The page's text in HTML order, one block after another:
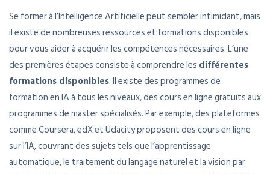
Se former à l’Intelligence Artificielle peut sembler intimidant, mais
il existe de nombreuses ressources et formations disponibles
pour vous aider à acquérir les compétences nécessaires. L’une
des premières étapes consiste à comprendre les différentes
formations disponibles. Il existe des programmes de
formation en IA à tous les niveaux, des cours en ligne gratuits aux
programmes de master spécialisés. Par exemple, des plateformes
comme Coursera, edX et Udacity proposent des cours en ligne
sur l’IA, couvrant des sujets tels que l’apprentissage
automatique, le traitement du langage naturel et la vision par